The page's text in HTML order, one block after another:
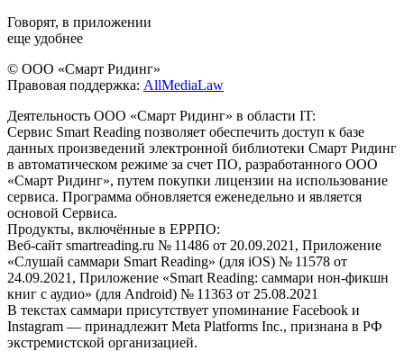
Говорят, в приложении
еще удобнее
© ООО «Смарт Ридинг»
Правовая поддержка: AllMediaLaw
Деятельность ООО «Смарт Ридинг» в области IT:
Сервис Smart Reading позволяет обеспечить доступ к базе
данных произведений электронной библиотеки Смарт Ридинг
в автоматическом режиме за счет ПО, разработанного ООО
«Смарт Ридинг», путем покупки лицензии на использование
сервиса. Программа обновляется еженедельно и является
основой Сервиса.
Продукты, включённые в ЕРРПО:
Веб-сайт smartreading.ru № 11486 от 20.09.2021, Приложение
«Слушай саммари Smart Reading» (для iOS) № 11578 от
24.09.2021, Приложение «Smart Reading: саммари нон-фикшн
книг с аудио» (для Android) № 11363 от 25.08.2021
В текстах саммари присутствует упоминание Facebook и
Instagram — принадлежит Meta Platforms Inc., признана в РФ
экстремистской организацией.